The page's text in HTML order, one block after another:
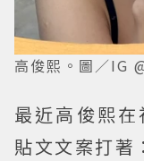
高俊熙。圖／IG
最近高俊熙在
貼文文案打著